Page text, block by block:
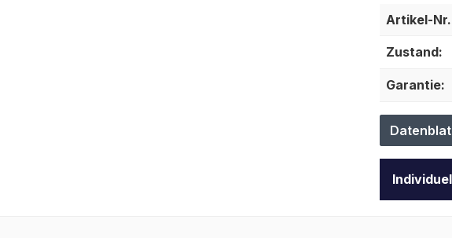
Artikel-
Zustand:
Garantie: